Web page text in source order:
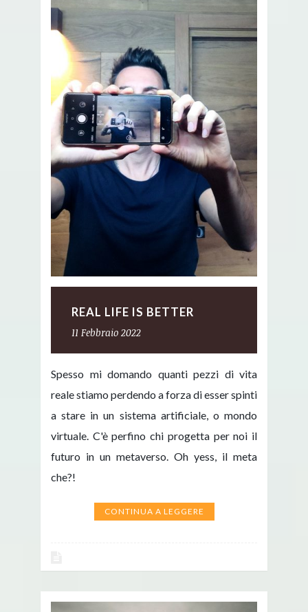
REAL LIFE IS BETTER
11 Febbraio 2022
Spesso mi domando quanti pezzi di vita
reale stiamo perdendo a forza di esser spinti
a stare in un sistema artificiale, o mondo
virtuale. C'è perfino chi progetta per noi il
futuro in un metaverso. Oh yess, il meta
che?!
CONTINUA A LEGGERE